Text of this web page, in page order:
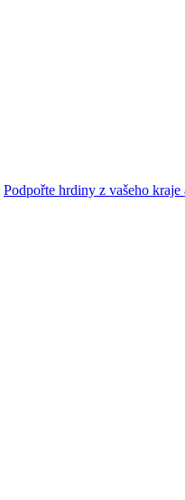
Podpořte hrdiny z vašeho kraje